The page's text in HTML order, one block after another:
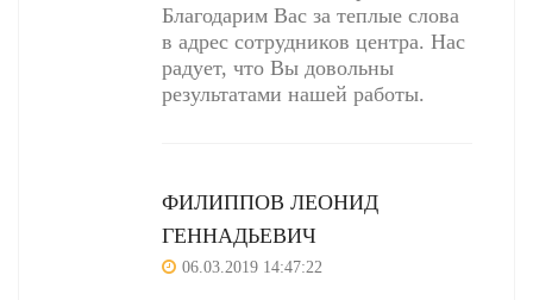
Благодарим Вас за теплые слова
в адрес сотрудников центра. Нас
радует, что Вы довольны
результатами нашей работы.
ФИЛИППОВ ЛЕОНИД
ГЕННАДЬЕВИЧ
06.03.2019 14:47:22